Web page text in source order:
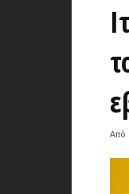
Από